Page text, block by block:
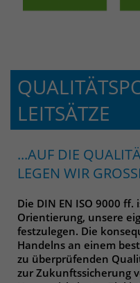
LEITSÄTZE
...AUF DIE
LEGEN WIR
Die DIN EN ISO 9000
Orientierung, unsere
festzulegen. Die
Handelns an einem
zu überprüfenden
zur Zukunftssicherung
Name
Anbieter Matomo
Laufzeit 6 Monate
um
die